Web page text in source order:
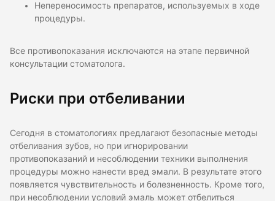
Непереносимость препаратов, используемых в ходе
процедуры.
Все противопоказания исключаются на этапе первичной
консультации стоматолога.
Риски при отбеливании
Сегодня в стоматологиях предлагают безопасные методы
отбеливания зубов, но при игнорировании
противопоказаний и несоблюдении техники выполнения
процедуры можно нанести вред эмали. В результате этого
появляется чувствительность и болезненность. Кроме того,
при несоблюдении условий эмаль может отбелиться